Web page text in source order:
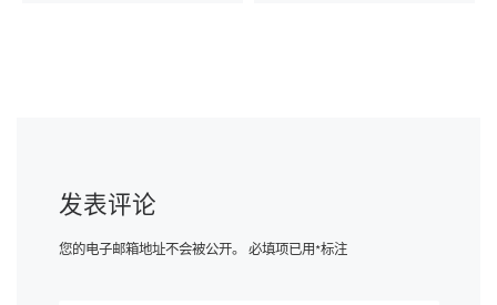
发表评论
您的电子邮箱地址不会被公开。 必填项已用*标注